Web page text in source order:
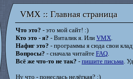
VMX :: Главная страница
VMX :: Главная страница
Что это? - это мой сайт! :)
Кто это - я? - Виталик я. Или VMX.
Нафиг это? - программы я сюда свои
Вопросы? - сначала читайте FAQ.
Всё же что-то не так? - пишите письма.
Ну что - понеслась нелёгкая? :)